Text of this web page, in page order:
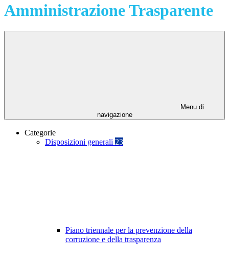
Amministrazione Trasparente
Menu di
navigazione
Categorie
Disposizioni generali 23
Piano triennale per la prevenzione della
corruzione e della trasparenza